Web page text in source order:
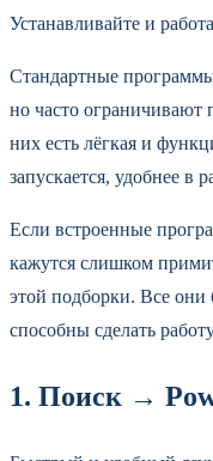
Устанавливайте и
Стандартные
но часто ограничивают
них есть лёгкая и
запускается, удобнее в
Если встроенные
кажутся слишком
этой подборки. Все
способны сделать
1. Поиск →